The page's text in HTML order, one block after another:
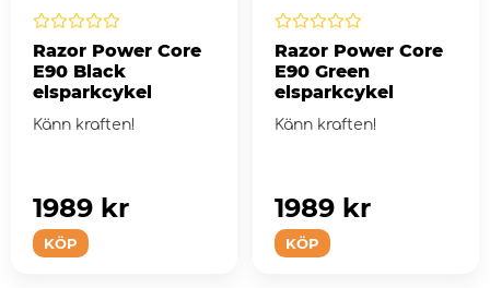
Razor Power Core
E90 Black
elsparkcykel
Känn kraften!
KÖP
1989 kr
Razor Power Core
E90 Green
elsparkcykel
Känn kraften!
KÖP
1989 kr